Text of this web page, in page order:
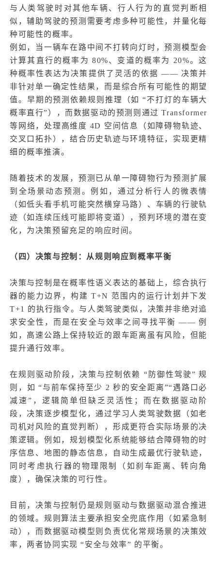
与人类驾驶时对其他车辆、行人行为的直觉判断相
似，辅助驾驶的预测需要考虑多种可能性，并量化每
种可能性的概率。
例如，当一辆车在路中间不打转向灯时，预测模型会
计算其直行的概率为 80%、变道的概率为 20%。这
种概率性表达为决策提供了灵活的依据 —— 决策并
非针对单一确定性结果，而是综合所有可能性的期望
值。早期的预测依赖规则推理（如 “不打灯的车辆大
概率直行”），而数据驱动的预测则通过 Transformer
等网络，处理高维度 4D 空间信息（如障碍物轨迹、
交叉口拓扑），结合历史轨迹与环境特征，实现更精
细的概率推演。
随着技术的发展，预测已从单一障碍物行为预测扩展
到全场景动态预测。例如，通过分析行人的微表情
（如低头看手机可能突然横穿马路）、车辆的行驶轨
迹（如连续压线可能即将变道），预判环境的潜在变
化，为决策预留充足的响应时间。
（四）决策与控制：从规则响应到概率平衡
决策与控制是在概率性语义表达的基础上，综合执行
器的能力边界，构建 T+N 范围内的运行计划并下发
T+1 的执行指令。与人类驾驶类似，决策并非绝对追
求安全性，而是在安全与效率之间寻找平衡 —— 例
如，高速公路上保持较近的跟车距离虽有风险，但能
提升通行效率。
在规则驱动阶段，决策与控制依赖 “防御性驾驶” 规
则，如 “与前车保持至少 2 秒的安全距离”“遇路口必
减速”，逻辑简单但缺乏灵活性；而在数据驱动阶
段，决策逐步模型化，通过学习人类驾驶数据（如老
司机对风险的直觉判断），形成更符合实际场景的决
策逻辑。例如，规划模型化系统能够结合障碍物的时
序信息、地图的静态信息，自动生成最优行驶轨迹，
同时考虑执行器的物理限制（如刹车距离、转向角
度），确保决策的可行性。
目前，决策与控制仍是规则驱动与数据驱动混合推进
的领域。规则算法主要承担安全兜底作用（如紧急制
动），而数据驱动模型则负责优化常规场景的决策效
率，两者协同实现 “安全与效率” 的平衡。